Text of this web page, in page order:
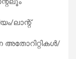
ലാന്റ്
അതോറിറ്റികള്‍/